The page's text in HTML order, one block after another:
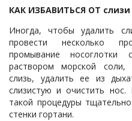
КАК ИЗБАВИТЬСЯ ОТ слизи
Иногда, чтобы удалить
провести несколько
промывание носоглотки
раствором морской
слизь, удалить ее из
слизистую и очистить нос.
такой процедуры
стенки гортани.